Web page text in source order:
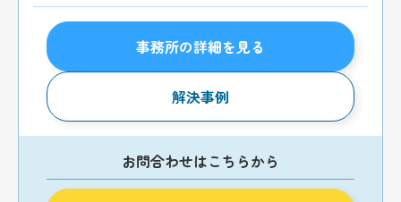
事務所の詳細を見る
解決事例
お問合わせはこちらから